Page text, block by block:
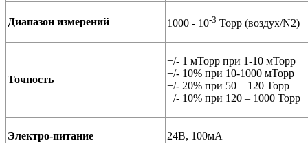
Диапазон измерений 1000 - 10-3 Торр (воздух/N2)
Точность
+/- 1 мТорр при 1-10 мТорр
+/- 10% при 10-1000 мТорр
+/- 20% при 50 – 120 Торр
+/- 10% при 120 – 1000 Торр
Электро-питаниe 24В, 100мА